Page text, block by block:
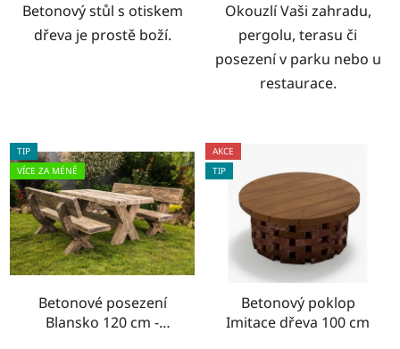
Betonový stůl s otiskem
dřeva je prostě boží.
Okouzlí Vaši zahradu,
pergolu, terasu či
posezení v parku nebo u
restaurace.
TIP
VÍCE ZA MÉNĚ
Betonové posezení
Blansko 120 cm -
AKCE
TIP
Betonový poklop
Imitace dřeva 100 cm